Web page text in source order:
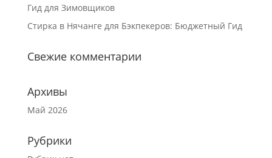
Гид для Зимовщиков
Стирка в Нячанге для Бэкпекеров: Бюджетный Гид
Свежие комментарии
Архивы
Май 2026
Рубрики